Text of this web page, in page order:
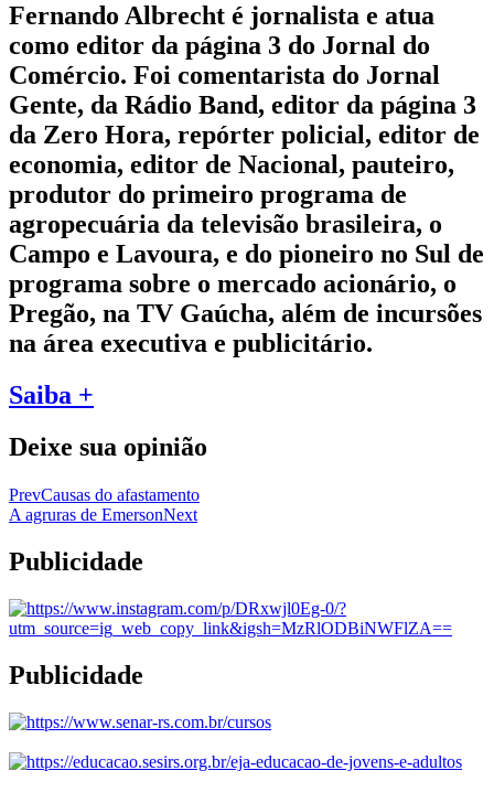
Fernando Albrecht é jornalista e atua
como editor da página 3 do Jornal do
Comércio. Foi comentarista do Jornal
Gente, da Rádio Band, editor da página 3
da Zero Hora, repórter policial, editor de
economia, editor de Nacional, pauteiro,
produtor do primeiro programa de
agropecuária da televisão brasileira, o
Campo e Lavoura, e do pioneiro no Sul de
programa sobre o mercado acionário, o
Pregão, na TV Gaúcha, além de incursões
na área executiva e publicitário.
Saiba +
Deixe sua opinião
PrevCausas do afastamento
A agruras de EmersonNext
Publicidade
Publicidade